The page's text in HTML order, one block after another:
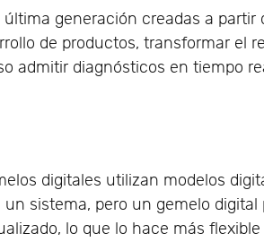
generación creadas a partir
de productos, transformar el
admitir diagnósticos en tiempo
digitales utilizan modelos
sistema, pero un gemelo
lo que lo hace más flexible